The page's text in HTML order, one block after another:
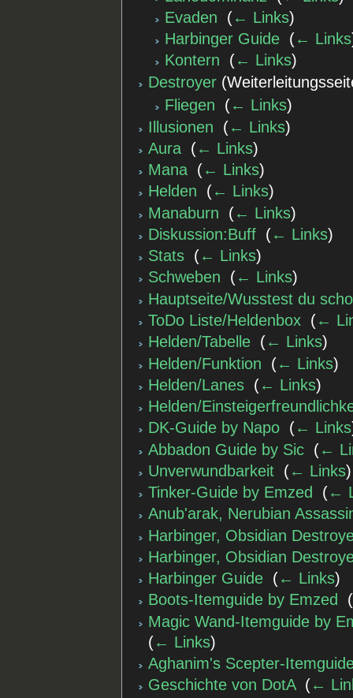
Evaden
(← Links)
Harbinger Guide‎ (← Links
Kontern
(← Links)
Destroyer
Fliegen
(← Links)
Illusionen
(← Links)
Aura (← Links)
Mana (← Links)
Helden
(← Links)
Manaburn
(← Links)
Diskussion:Buff (← Links)
Stats (← Links)
Schweben
(← Links)
Hauptseite/Wusstest du
ToDo Liste/Heldenbox (←
Helden/Tabelle (← Links)
Helden/Funktion
(← Links)
Helden/Lanes (← Links)
Helden/
DK-Guide by Napo (← Links
Abbadon Guide by Sic (←
Unverwundbarkeit (← Links)
Tinker-Guide by Emzed
(←
Anub'arak, Nerubian
Harbinger, Obsidian
Harbinger, Obsidian
Harbinger Guide (← Links)
Boots-Itemguide by Emzed
(
Magic Wand-Itemguide by
(← Links)
Aghanim's Scepter-
Geschichte von DotA‎ (←